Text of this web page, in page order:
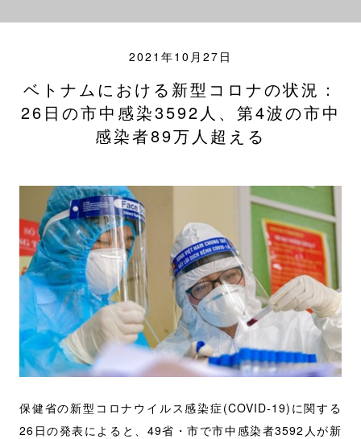
2021年10月27日
ベトナムにおける新型コロナの状況：
26日の市中感染3592人、第4波の市中
感染者89万人超える
保健省の新型コロナウイルス感染症 (COVID-19) に関する
26 日の発表によると、 49省・市で市中感染者3592 人が新